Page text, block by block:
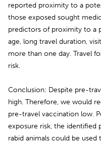
reported proximity to a
those exposed sought
predictors of proximity to a
age, long travel duration,
more than one day. Travel
risk.
Conclusion: Despite pre-
high. Therefore, we would
pre-travel vaccination low.
exposure risk, the
rabid animals could be